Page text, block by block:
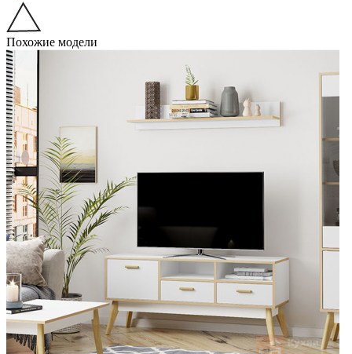
Похожие модели